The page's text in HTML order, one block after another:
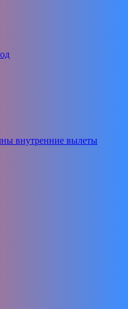
внутренние вылеты